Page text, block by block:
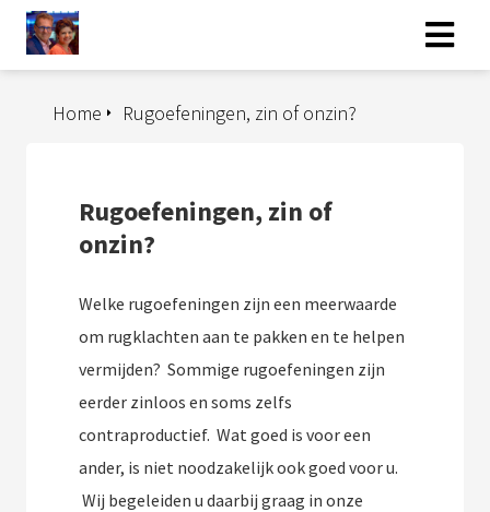
Rugoefeningen, zin of onzin?
Home
Rugoefeningen, zin of
onzin?
Welke rugoefeningen zijn een meerwaarde
om rugklachten aan te pakken en te helpen
vermijden? Sommige rugoefeningen zijn
eerder zinloos en soms zelfs
contraproductief. Wat goed is voor een
ander, is niet noodzakelijk ook goed voor u.
Wij begeleiden u daarbij graag in onze